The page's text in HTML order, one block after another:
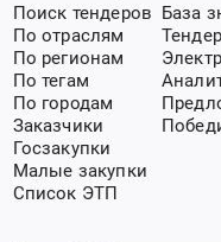
Поиск тендеров
По отраслям
По регионам
По тегам
По городам
Заказчики
Госзакупки
Малые закупки
Список ЭТП
База